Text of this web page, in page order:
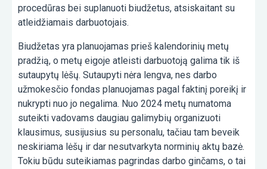
procedūras bei suplanuoti biudžetus, atsiskaitant su
atleidžiamais darbuotojais.
Biudžetas yra planuojamas prieš kalendorinių metų
pradžią, o metų eigoje atleisti darbuotoją galima tik iš
sutaupytų lėšų. Sutaupyti nėra lengva, nes darbo
užmokesčio fondas planuojamas pagal faktinį poreikį ir
nukrypti nuo jo negalima. Nuo 2024 metų numatoma
suteikti vadovams daugiau galimybių organizuoti
klausimus, susijusius su personalu, tačiau tam beveik
neskiriama lėšų ir dar nesutvarkyta norminių aktų bazė.
Tokiu būdu suteikiamas pagrindas darbo ginčams, o tai